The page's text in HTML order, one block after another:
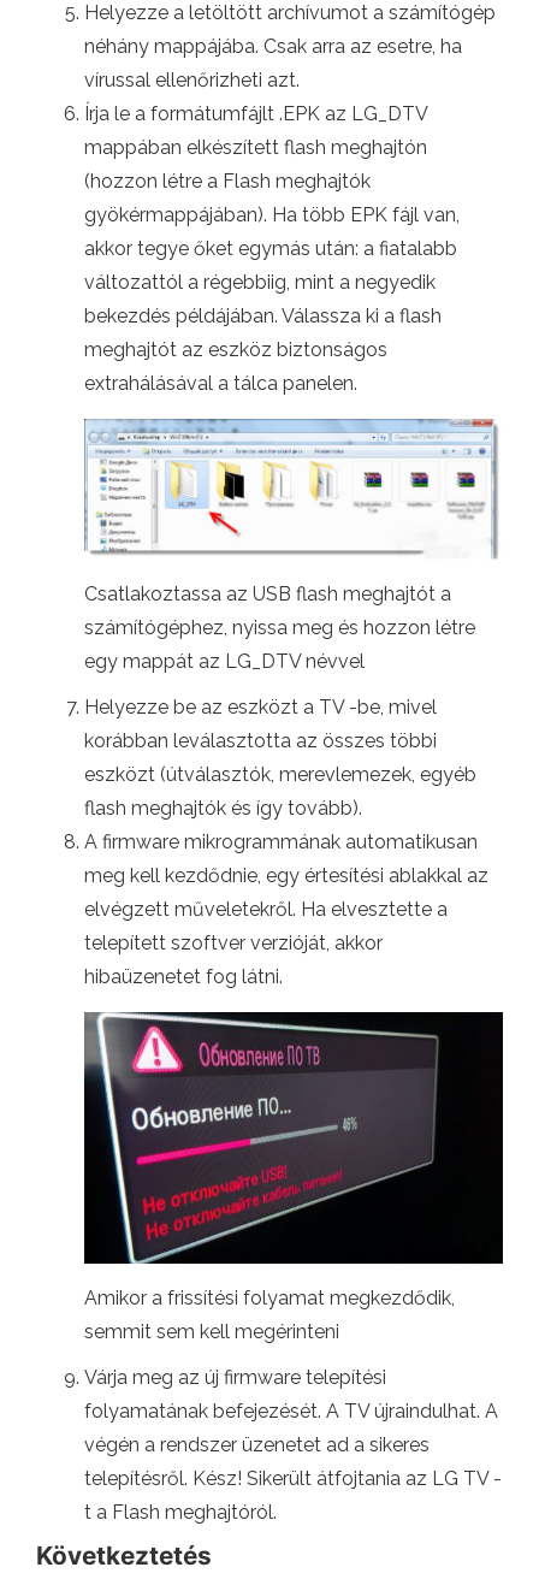
Helyezze a letöltött archívumot a számítógép
néhány mappájába. Csak arra az esetre, ha
vírussal ellenőrizheti azt.
Írja le a formátumfájlt .EPK az LG_DTV
mappában elkészített flash meghajtón
(hozzon létre a Flash meghajtók
gyökérmappájában). Ha több EPK fájl van,
akkor tegye őket egymás után: a fiatalabb
változattól a régebbiig, mint a negyedik
bekezdés példájában. Válassza ki a flash
meghajtót az eszköz biztonságos
extrahálásával a tálca panelen.
Csatlakoztassa az USB flash meghajtót a
számítógéphez, nyissa meg és hozzon létre
egy mappát az LG_DTV névvel
Helyezze be az eszközt a TV -be, mivel
korábban leválasztotta az összes többi
eszközt (útválasztók, merevlemezek, egyéb
flash meghajtók és így tovább).
A firmware mikrogrammának automatikusan
meg kell kezdődnie, egy értesítési ablakkal az
elvégzett műveletekről. Ha elvesztette a
telepített szoftver verzióját, akkor
hibaüzenetet fog látni.
Amikor a frissítési folyamat megkezdődik,
semmit sem kell megérinteni
Várja meg az új firmware telepítési
folyamatának befejezését. A TV újraindulhat. A
végén a rendszer üzenetet ad a sikeres
telepítésről. Kész! Sikerült átfojtania az LG TV -
t a Flash meghajtóról.
Következtetés